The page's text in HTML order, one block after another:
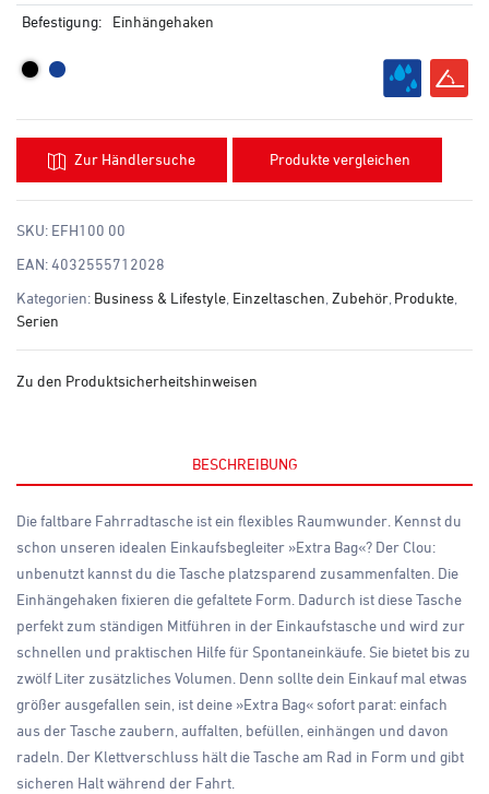
Befestigung:
Einhängehaken
Zur Händlersuche Produkte vergleichen
SKU: EFH100 00
EAN:4032555712028
Kategorien: Business & Lifestyle Einzeltaschen Zubehör Produkte
Serien
Zu den Produktsicherheitshinweisen
BESCHREIBUNG
Die faltbare Fahrradtasche ist ein flexibles Raumwunder. Kennst du
schon unseren idealen Einkaufsbegleiter »Extra Bag«? Der Clou:
unbenutzt kannst du die Tasche platzsparend zusammenfalten. Die
Einhängehaken fixieren die gefaltete Form. Dadurch ist diese Tasche
perfekt zum ständigen Mitführen in der Einkaufstasche und wird zur
schnellen und praktischen Hilfe für Spontaneinkäufe. Sie bietet bis zu
zwölf Liter zusätzliches Volumen. Denn sollte dein Einkauf mal etwas
größer ausgefallen sein, ist deine »Extra Bag« sofort parat: einfach
aus der Tasche zaubern, auffalten, befüllen, einhängen und davon
radeln. Der Klettverschluss hält die Tasche am Rad in Form und gibt
sicheren Halt während der Fahrt.